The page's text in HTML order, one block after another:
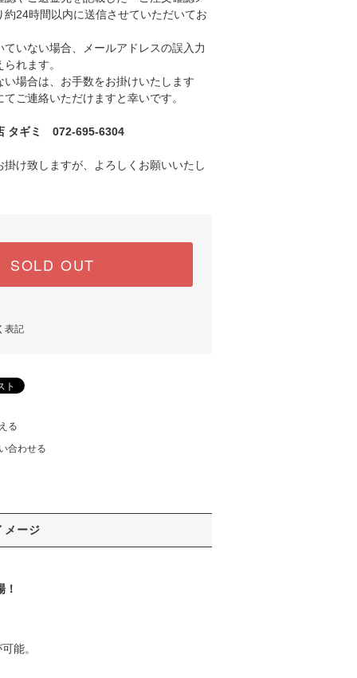
約24時間以内に送信させていただいてお
いない場合、メールアドレスの誤入力
れます。
場合は、お手数をお掛けいたします
ご連絡いただけますと幸いです。
タギミ 072-695-6304
掛け致しますが、よろしくお願いいたし
SOLD OUT
表記
る
合わせる
メージ
能。